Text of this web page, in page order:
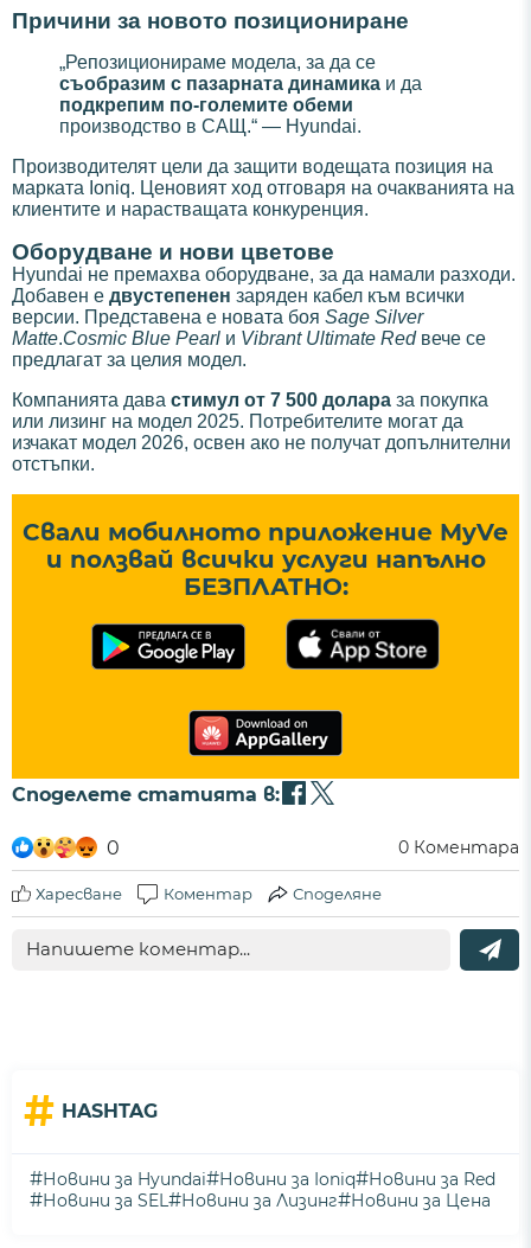
Причини за новото позициониране
„Репозиционираме модела, за да се
съобразим с пазарната динамика и да
подкрепим по-големите обеми
производство в САЩ.“ — Hyundai.
Производителят цели да защити водещата позиция на
марката Ioniq. Ценовият ход отговаря на очакванията на
клиентите и нарастващата конкуренция.
Оборудване и нови цветове
Hyundai не премахва оборудване, за да намали разходи.
Добавен е двустепенен заряден кабел към всички
версии. Представена е новата боя Sage Silver
Matte.Cosmic Blue Pearl и Vibrant Ultimate Redвече се
предлагат за целия модел.
Компанията дава стимул от 7 500 долара за покупка
или лизинг на модел 2025. Потребителите могат да
изчакат модел 2026, освен ако не получат допълнителни
отстъпки.
Свали мобилното приложение MyVe
и ползвай всички услуги напълно
БЕЗПЛАТНО:
Споделете статията в:
0 0 Коментара
Харесване Коментар Споделяне
# HASHTAG
#Новини за Hyundai#Новини за Ioniq#Новини за Red
#Новини за SEL#Новини за Лизинг#Новини за Цена